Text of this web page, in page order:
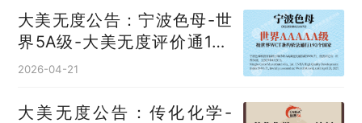
大美无度公告：宁波色母-世
界5A级-大美无度评价通193
国
2026-04-21
大美无度公告：传化化学-